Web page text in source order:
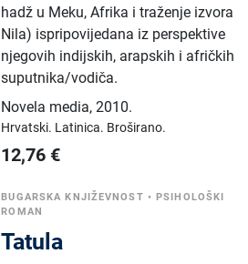
hadž u Meku, Afrika i traženje izvora
Nila) ispripovijedana iz perspektive
njegovih indijskih, arapskih i afričkih
suputnika/vodiča.
Novela media,2010.
Hrvatski. Latinica. Broširano.
12,76 €
BUGARSKA KNJIŽEVNOST •PSIHOLOŠKI
ROMAN
Tatula